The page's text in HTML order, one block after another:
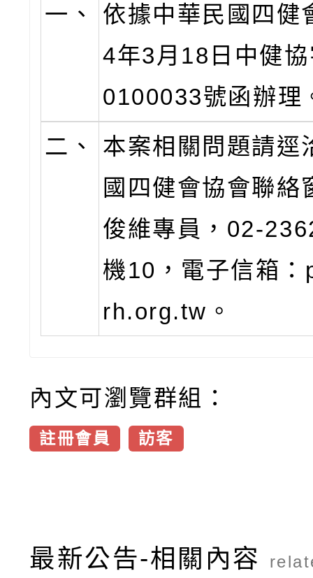
一、
依據中華民國四健
4年3月18日中健
0100033號函辦理
二、
本案相關問題請逕
國四健會協會聯絡
俊維專員，02-
機10，電子信箱
rh.org.tw。
內文可瀏覽群組：
註冊會員 訪客
最新公告-相關內容